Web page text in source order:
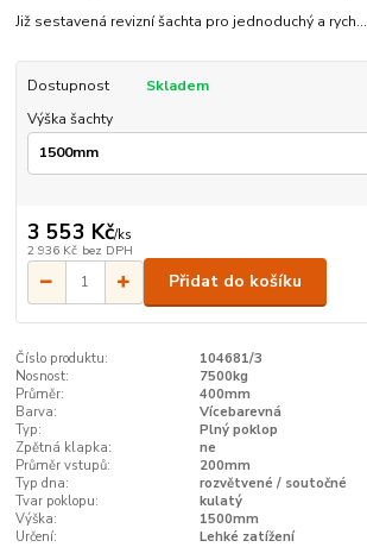
Již sestavená revizní šachta pro jednoduchý a rych...
Dostupnost
Skladem
Výška šachty
3 553 Kč/ks
2 936 Kč bez DPH
Přidat do košíku
Číslo produktu:
104681/3
Nosnost:
7500kg
Průměr:
400mm
Barva:
Vícebarevná
Typ:
Plný poklop
Zpětná klapka:
ne
Průměr vstupů:
200mm
Typ dna:
rozvětvené / soutočné
Tvar poklopu:
kulatý
Výška:
1500mm
Určení:
Lehké zatížení